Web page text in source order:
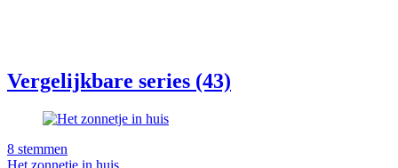
Vergelijkbare series (43)
8 stemmen
Het zonnetje in huis